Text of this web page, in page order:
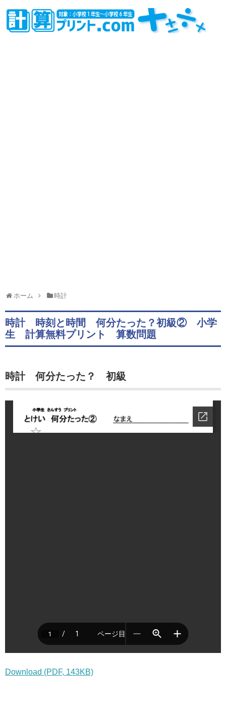
ホーム 時計
時計 時刻と時間 何分たった？初級② 小学
生 計算無料プリント 算数問題
時計 何分たった？ 初級
Download (PDF, 143KB)